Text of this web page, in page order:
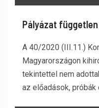
Pályázat
A 40/2020 (III.11.)
Magyarországon
tekintettel nem
az előadások, próbák